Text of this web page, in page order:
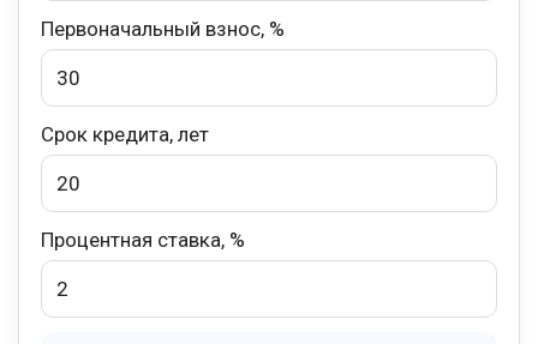
Первоначальный взнос, %
Срок кредита, лет
Процентная ставка, %